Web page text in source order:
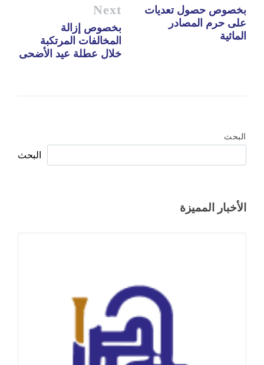
بخصوص حصول تعديات
على حرم المصادر
المائية
Next
بخصوص إزالة
المخالفات المرتكبة
خلال عطلة عيد الأضحى
البحث
البحث
الأخبار المميزة